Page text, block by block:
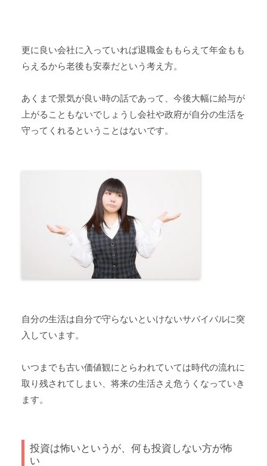
更に良い会社に入っていれば退職金ももらえて年金もも
らえるから老後も安泰だという考え方。
あくまで景気が良い時の話であって、今後大幅に給与が
上がることもないでしょうし会社や政府が自分の生活を
守ってくれるということはないです。
自分の生活は自分で守らないといけないサバイバルに突
入しています。
いつまでも古い価値観にとらわれていては時代の流れに
取り残されてしまい、将来の生活さえ危うくなっていき
ます。
投資は怖いというが、何も投資しない方が怖
い